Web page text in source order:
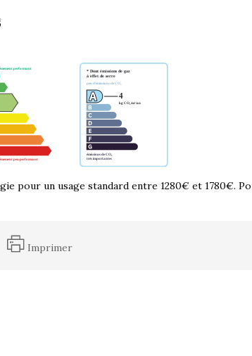
pour un usage standard entre 1280€ et 1780€.
Imprimer